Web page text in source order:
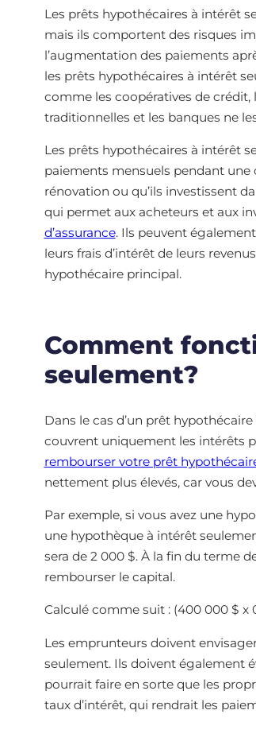
Les prêts hypothécaires à intérêt
mais ils comportent des risques
l’augmentation des paiements
les prêts hypothécaires à intérêt
comme les coopératives de crédit,
traditionnelles et les banques ne
Les prêts hypothécaires à intérêt
paiements mensuels pendant une
rénovation ou qu’ils investissent
qui permet aux acheteurs et aux
d’assurance. Ils peuvent
leurs frais d’intérêt de leurs
hypothécaire principal.
Comment
seulement?
Dans le cas d’un prêt
couvrent uniquement les intérêts
rembourser votre prêt
nettement plus élevés, car vous
Par exemple, si vous avez une
une hypothèque à intérêt
sera de 2 000 $. À la fin du terme
rembourser le capital.
Calculé comme suit : (400 000 $ x
Les emprunteurs doivent
seulement. Ils doivent également
pourrait faire en sorte que les
taux d’intérêt, qui rendrait les